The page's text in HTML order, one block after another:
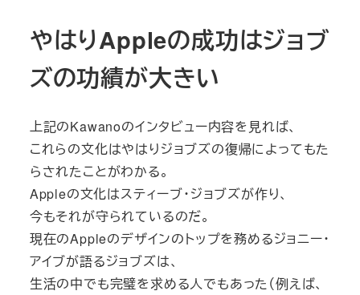
やはりAppleの成功はジョブ
ズの功績が大きい
上記のKawanoのインタビュー内容を見れば、
これらの文化はやはりジョブズの復帰によってもた
らされたことがわかる。
Appleの文化はスティーブ・ジョブズが作り、
今もそれが守られているのだ。
現在のAppleのデザインのトップを務めるジョニー・
アイブが語るジョブズは、
生活の中でも完璧を求める人でもあった（例えば、